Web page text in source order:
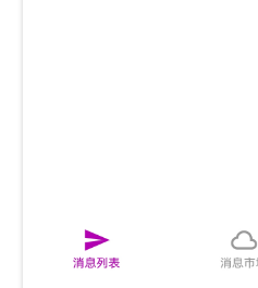
3. 部署到手机